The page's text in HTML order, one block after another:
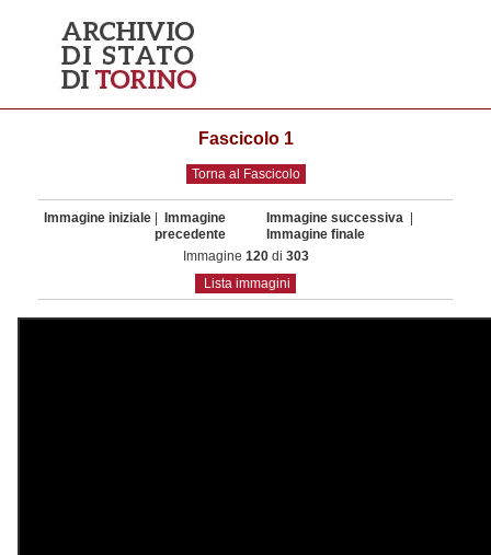
Fascicolo 1
Torna al Fascicolo
Immagine iniziale
Immagine
precedente
Immagine successiva
Immagine finale
Immagine 120di 303
Lista immagini